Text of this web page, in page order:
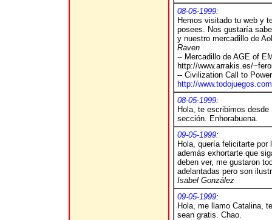
08-05-1999:
Hemos visitado tu web y
posees. Nos gustaría
y nuestro mercadillo de
Raven
-- Mercadillo de AGE of
http://www.arrakis.es/
-- Civilization Call to
http://
08-05-1999:
Hola, te escribimos
sección. Enhorabuena.
09-05-1999:
Hola, quería felicitarte
además exhortarte que
deben ver, me gustaron
adelantadas pero son
Isabel González
09-05-1999:
Hola, me llamo Catalina,
sean gratis. Chao.